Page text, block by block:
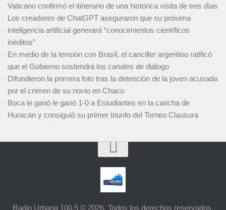
Vaticano confirmó el itinerario de una histórica visita de tres días
Los creadores de ChatGPT aseguraron que su próxima
inteligencia artificial generará “conocimientos científicos
inéditos”
En medio de la tensión con Brasil, el canciller argentino ratificó
que el Gobierno sostendrá los canales de diálogo
Difundieron la primera foto tras la detención de la joven acusada
por el crimen de su novio en Chaco
Boca le ganó le ganó 1-0 a Estudiantes en la cancha de
Huracán y consiguió su primer triunfo del Torneo Clausura
Radio Urbana 100.5 © 2026. Todos los derechos reservados.